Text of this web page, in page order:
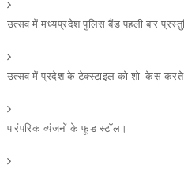
उत्सव में मध्यप्रदेश पुलिस बैंड पहली बार
उत्सव में प्रदेश के टेक्स्टाइल को शो-केस
पारंपरिक व्यंजनों के फूड स्टॉल।